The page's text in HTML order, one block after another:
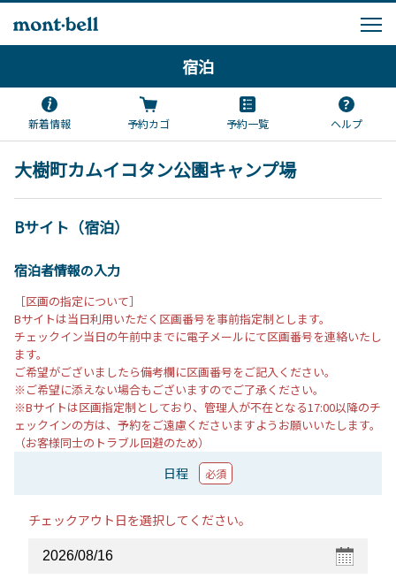
宿泊
新着情報 予約カゴ 予約一覧 ヘルプ
大樹町カムイコタン公園キャンプ場
Bサイト（宿泊）
宿泊者情報の入力
［区画の指定について］
Bサイトは当日利用いただく区画番号を事前指定制とします。
チェックイン当日の午前中までに電子メールにて区画番号を連絡いたし
ます。
ご希望がございましたら備考欄に区画番号をご記入ください。
※ご希望に添えない場合もございますのでご了承ください。
※Bサイトは区画指定制としており、管理人が不在となる17:00以降のチ
ェックインの方は、予約をご遠慮くださいますようお願いいたします。
（お客様同士のトラブル回避のため）
日程 必須
チェックアウト日を選択してください。